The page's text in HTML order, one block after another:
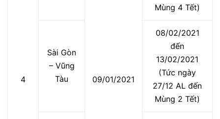
4 09/01/2021
Mùng 4 Tết)
Sài Gòn
– Vũng
Tàu
08/02/2021
đến
13/02/2021
(Tức ngày
27/12 AL đến
Mùng 2 Tết)